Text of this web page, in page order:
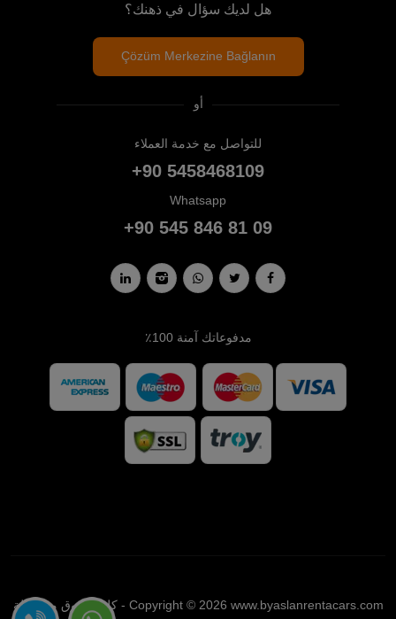
هل لديك سؤال في ذهنك؟
Çözüm Merkezine Bağlanın
أو
للتواصل مع خدمة العملاء
+90 5458468109
Whatsapp
+90 545 846 81 09
مدفوعاتك آمنة 100٪
Copyright © 2026 www.byaslanrentacars.com - كل الحقوق محفوظة